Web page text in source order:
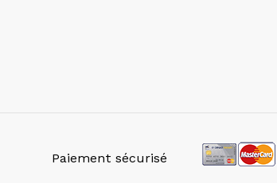
Paiement sécurisé